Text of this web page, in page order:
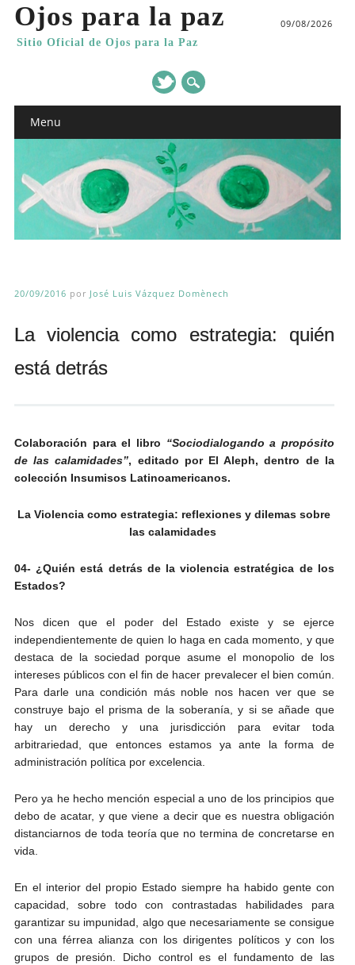
Ojos para la paz
Sitio Oficial de Ojos para la Paz
09/08/2026
Main menu
Menu
20/09/2016 por José Luis Vázquez Domènech
La violencia como estrategia: quién
está detrás
Colaboración para el libro “Sociodialogando a propósito
de las calamidades”, editado por El Aleph, dentro de la
colección Insumisos Latinoamericanos.
La Violencia como estrategia: reflexiones y dilemas sobre
las calamidades
04- ¿Quién está detrás de la violencia estratégica de los
Estados?
Nos dicen que el poder del Estado existe y se ejerce
independientemente de quien lo haga en cada momento, y que
destaca de la sociedad porque asume el monopolio de los
intereses públicos con el fin de hacer prevalecer el bien común.
Para darle una condición más noble nos hacen ver que se
construye bajo el prisma de la soberanía, y si se añade que
hay un derecho y una jurisdicción para evitar toda
arbitrariedad, que entonces estamos ya ante la forma de
administración política por excelencia.
Pero ya he hecho mención especial a uno de los principios que
debo de acatar, y que viene a decir que es nuestra obligación
distanciarnos de toda teoría que no termina de concretarse en
vida.
En el interior del propio Estado siempre ha habido gente con
capacidad, sobre todo con contrastadas habilidades para
garantizar su impunidad, algo que necesariamente se consigue
con una férrea alianza con los dirigentes políticos y con los
grupos de presión. Dicho control es el fundamento de las